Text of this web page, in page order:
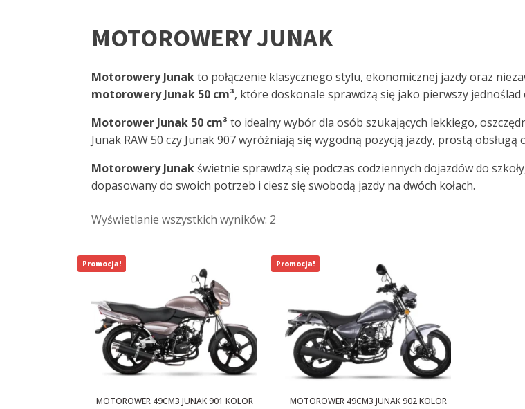
MOTOROWERY JUNAK
Motorowery Junakto połączenie klasycznego stylu, ekonomicznej jazdy oraz
motorowery Junak 50 cm³, które doskonale sprawdzą się jako pierwszy
Motorower Junak 50 cm³ to idealny wybór dla osób szukających lekkiego,
Junak RAW 50 czy Junak 907 wyróżniają się wygodną pozycją jazdy, prostą
Motorowery Junakświetnie sprawdzą się podczas codziennych dojazdów do
dopasowany do swoich potrzeb i ciesz się swobodą jazdy na dwóch kołach.
Wyświetlanie wszystkich wyników: 2
MOTOROWER 49CM3 JUNAK 901 KOLOR
Promocja!
MOTOROWER 49CM3 JUNAK 902 KOLOR
Promocja!